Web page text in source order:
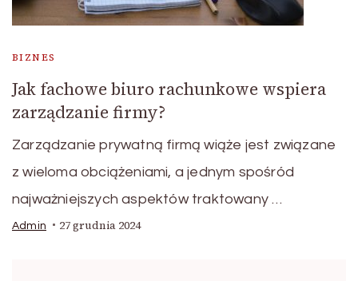
BIZNES
Jak fachowe biuro rachunkowe wspiera
zarządzanie firmy?
Zarządzanie prywatną firmą wiąże jest związane
z wieloma obciążeniami, a jednym spośród
najważniejszych aspektów traktowany …
Admin 27 grudnia 2024